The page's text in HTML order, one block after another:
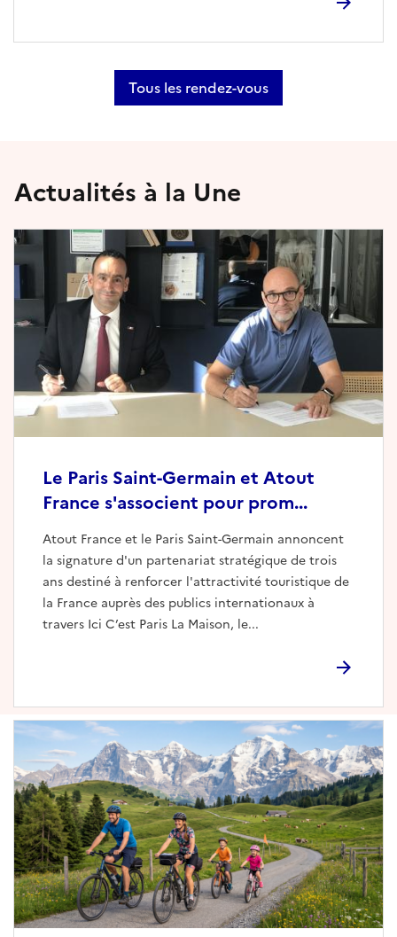
Tous les rendez-vous
Actualités à la Une
Le Paris Saint-Germain et Atout
France s'associent pour prom...
Atout France et le Paris Saint-Germain annoncent
la signature d'un partenariat stratégique de trois
ans destiné à renforcer l'attractivité touristique de
la France auprès des publics internationaux à
travers Ici C’est Paris La Maison, le...